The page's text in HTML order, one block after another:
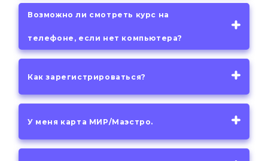
Возможно ли смотреть курс на
телефоне, если нет компьютера?
Как зарегистрироваться?
У меня карта МИР/Маэстро.